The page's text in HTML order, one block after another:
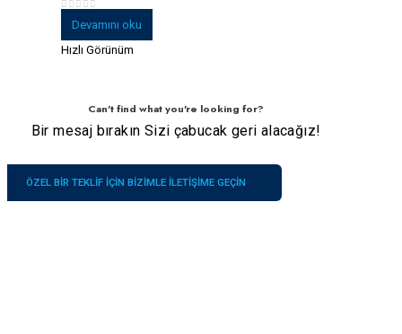
5 üzerinden
Devamını oku
Hızlı Görünüm
Can't find what you're looking for?
Bir mesaj bırakın Sizi çabucak geri alacağız!
ÖZEL BIR TEKLIF IÇIN BIZIMLE ILETIŞIME GEÇIN